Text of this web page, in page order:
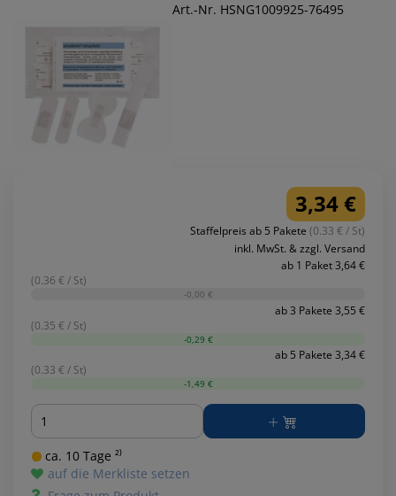
Art.-Nr. HSNG1009925-76495
3,34 €
Staffelpreis ab 5 Pakete (0.33 € / St)
inkl. MwSt. & zzgl. Versand
ab 1 Paket 3,64 €
(0.36 € / St)
-0,00 €
ab 3 Pakete 3,55 €
(0.35 € / St)
-0,29 €
ab 5 Pakete 3,34 €
(0.33 € / St)
-1,49 €
Menge
ca. 10 Tage ²⁾
auf die Merkliste setzen